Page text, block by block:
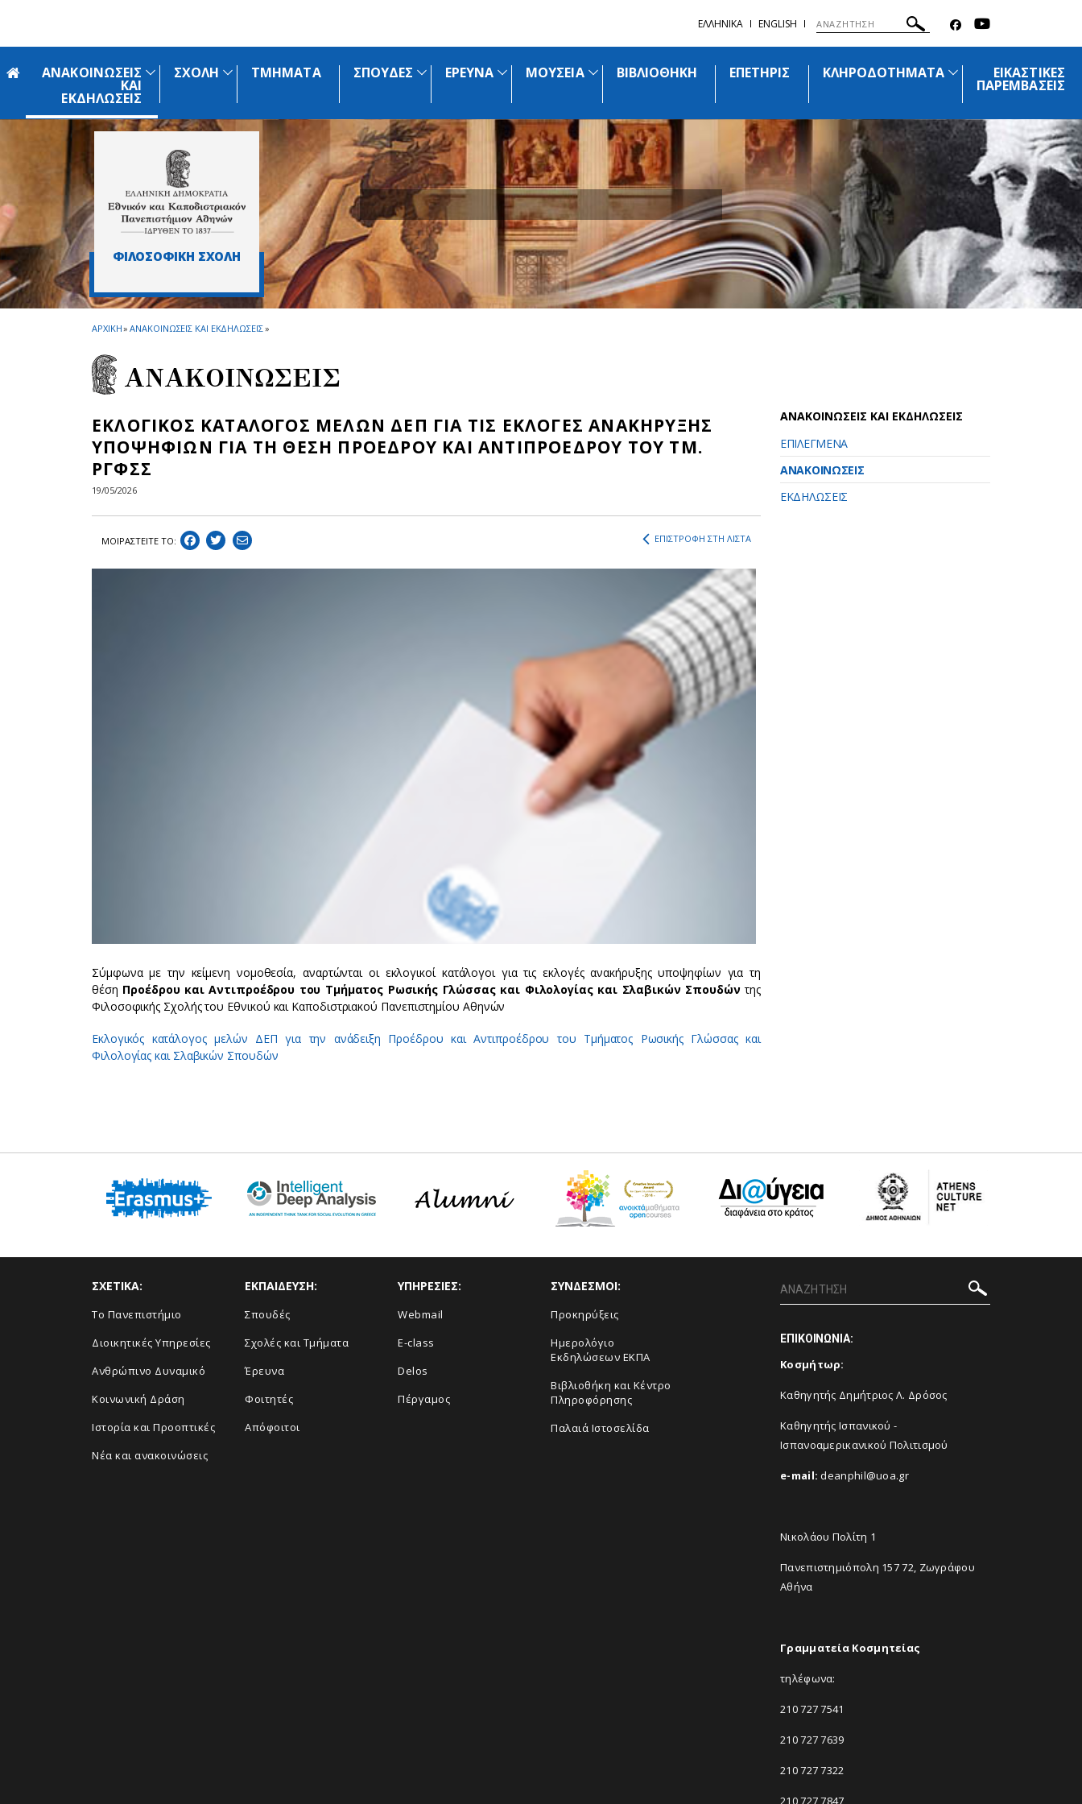
ΕΛΛΗΝΙΚΑ ENGLISH
ΑΝΑΚΟΙΝΩΣΕΙΣ
ΚΑΙ
ΕΚΔΗΛΩΣΕΙΣ
ΣΧΟΛΗ ΤΜΗΜΑΤΑ ΣΠΟΥΔΕΣ ΕΡΕΥΝΑ ΜΟΥΣΕΙΑ ΒΙΒΛΙΟΘΗΚΗ ΕΠΕΤΗΡΙΣ ΚΛΗΡΟΔΟΤΗΜΑΤΑ ΕΙΚΑΣΤΙΚΕΣ
ΠΑΡΕΜΒΑΣΕΙΣ
ΦΙΛΟΣΟΦΙΚΗ ΣΧΟΛΗ
ΑΡΧΙΚΗ» ΑΝΑΚΟΙΝΩΣΕΙΣ ΚΑΙ ΕΚΔΗΛΩΣΕΙΣ»
ΑΝΑΚΟΙΝΩΣΕΙΣ
ΕΚΛΟΓΙΚΟΣ ΚΑΤΑΛΟΓΟΣ ΜΕΛΩΝ ΔΕΠ ΓΙΑ ΤΙΣ ΕΚΛΟΓΕΣ ΑΝΑΚΗΡΥΞΗΣ
ΥΠΟΨΗΦΙΩΝ ΓΙΑ ΤΗ ΘΕΣΗ ΠΡΟΕΔΡΟΥ ΚΑΙ ΑΝΤΙΠΡΟΕΔΡΟΥ ΤΟΥ ΤΜ.
ΡΓΦΣΣ
19/05/2026
ΜΟΙΡΑΣΤEIΤΕ ΤΟ: ΕΠΙΣΤΡΟΦΗ ΣΤΗ ΛΙΣΤΑ
Σύμφωνα με την κείμενη νομοθεσία, αναρτώνται οι εκλογικοί κατάλογοι για τις εκλογές ανακήρυξης υποψηφίων για τη
θέση Προέδρου και Αντιπροέδρου του Τμήματος Ρωσικής Γλώσσας και Φιλολογίας και Σλαβικών Σπουδώντης
Φιλοσοφικής Σχολής του Εθνικού και Καποδιστριακού Πανεπιστημίου Αθηνών
Εκλογικός κατάλογος μελών ΔΕΠ για την ανάδειξη Προέδρου και Αντιπροέδρου του Τμήματος Ρωσικής Γλώσσας και
Φιλολογίας και Σλαβικών Σπουδών
ΑΝΑΚΟΙΝΩΣΕΙΣ ΚΑΙ ΕΚΔΗΛΩΣΕΙΣ
ΕΠΙΛΕΓΜΕΝΑ
ΑΝΑΚΟΙΝΩΣΕΙΣ
ΕΚΔΗΛΩΣΕΙΣ
ΣΧΕΤΙΚΑ:
Το Πανεπιστήμιο
Διοικητικές Υπηρεσίες
Ανθρώπινο Δυναμικό
Κοινωνική Δράση
Ιστορία και Προοπτικές
Νέα και ανακοινώσεις
ΕΚΠΑΙΔΕΥΣΗ:
Σπουδές
Σχολές και Τμήματα
Έρευνα
Φοιτητές
Απόφοιτοι
ΥΠΗΡΕΣΙΕΣ:
Webmail
E-class
Delos
Πέργαμος
ΣΥΝΔΕΣΜΟΙ:
Προκηρύξεις
Ημερολόγιο
Εκδηλώσεων ΕΚΠΑ
Βιβλιοθήκη και Κέντρο
Πληροφόρησης
Παλαιά Ιστοσελίδα
ΕΠΙΚΟΙΝΩΝΙΑ:
Κοσμήτωρ:
Καθηγητής Δημήτριος Λ. Δρόσος
Καθηγητής Ισπανικού -
Ισπανοαμερικανικού Πολιτισμού
e-mail: deanphil@uoa.gr
Νικολάου Πολίτη 1
Πανεπιστημιόπολη 157 72, Ζωγράφου
Αθήνα
Γραμματεία Κοσμητείας
τηλέφωνα:
210 727 7541
210 727 7639
210 727 7322